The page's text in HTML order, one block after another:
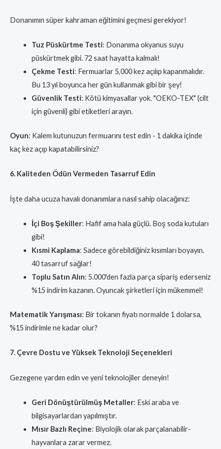
Donanımın süper kahraman eğitimini geçmesi gerekiyor!
Tuz Püskürtme Testi: Donanıma okyanus suyu
püskürtmek gibi. 72 saat hayatta kalmalı!
Çekme Testi: Fermuarlar 5,000 kez açılıp kapanmalıdır.
Bu 13 yıl boyunca her gün kullanmak gibi bir şey!
Güvenlik Testi: Kötü kimyasallar yok. "OEKO-TEX" (cilt
için güvenli) gibi etiketleri arayın.
Oyun: Kalem kutunuzun fermuarını test edin - 1 dakika içinde
kaç kez açıp kapatabilirsiniz?
6. Kaliteden Ödün Vermeden Tasarruf Edin
İşte daha ucuza havalı donanımlara nasıl sahip olacağınız:
İçi Boş Şekiller: Hafif ama hala güçlü. Boş soda kutuları
gibi!
Kısmi Kaplama: Sadece görebildiğiniz kısımları boyayın.
40 tasarruf sağlar!
Toplu Satın Alın: 5.000'den fazla parça sipariş ederseniz
%15 indirim kazanın. Oyuncak şirketleri için mükemmel!
Matematik Yarışması: Bir tokanın fiyatı normalde 1 dolarsa,
%15 indirimle ne kadar olur?
7. Çevre Dostu ve Yüksek Teknoloji Seçenekleri
Gezegene yardım edin ve yeni teknolojiler deneyin!
Geri Dönüştürülmüş Metaller: Eski araba ve
bilgisayarlardan yapılmıştır.
Mısır Bazlı Reçine: Biyolojik olarak parçalanabilir-
hayvanlara zarar vermez.